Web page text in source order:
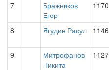
7
Бражников
Егор
1170
8 Ягудин Расул 1146
9
Митрофанов
Никита
1127